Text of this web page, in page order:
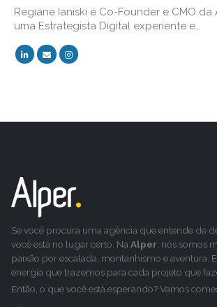
Regiane Ianiski é Co-Founder e CMO da
uma Estrategista Digital experiente e…
Se você procura uma agência que entende de
você está no lugar certo. Na Alper , nós somos
paixão por escalada, montanhismo e aventura.
energia que trazemos para cada projeto que
Então, o que você está esperando? Vamos